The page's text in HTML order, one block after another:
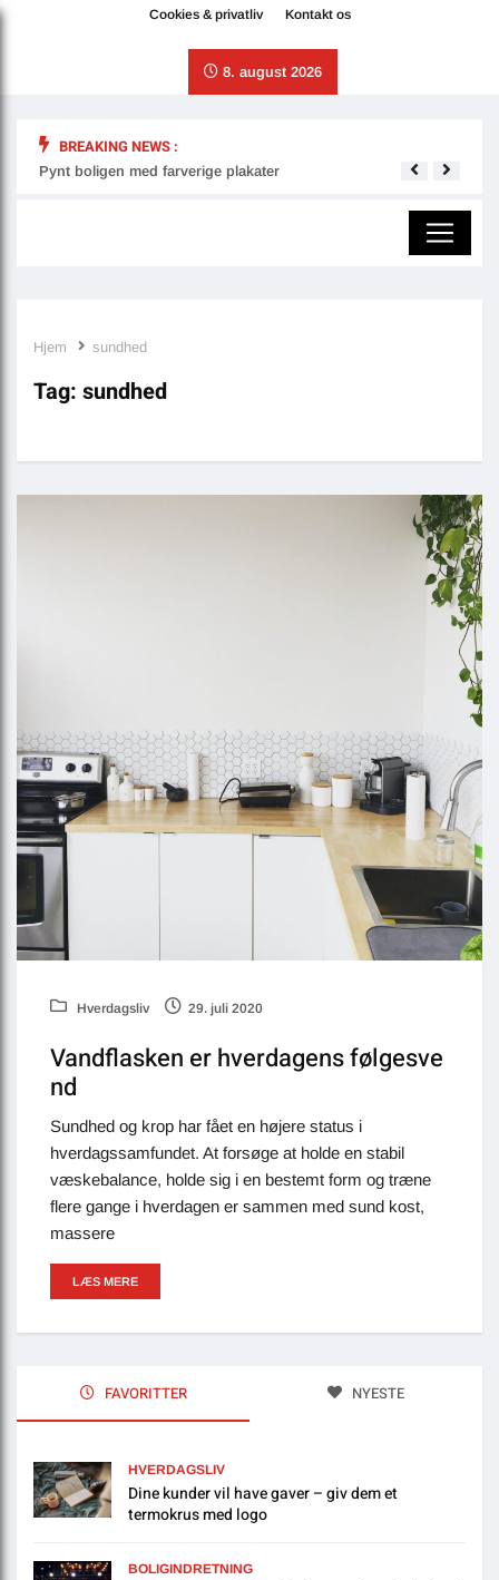
Cookies & privatliv Kontakt os
8. august 2026
BREAKING NEWS :
Pynt boligen med farverige plakater
Hjem sundhed
Tag: sundhed
Hverdagsliv 29. juli 2020
Vandflasken er hverdagens følgesve
nd
Sundhed og krop har fået en højere status i
hverdagssamfundet. At forsøge at holde en stabil
væskebalance, holde sig i en bestemt form og træne
flere gange i hverdagen er sammen med sund kost,
massere
LÆS MERE
FAVORITTER NYESTE
HVERDAGSLIV
Dine kunder vil have gaver – giv dem et
termokrus med logo
BOLIGINDRETNING